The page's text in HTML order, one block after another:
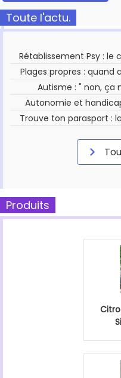
Toute l'actu.
Rétablissement Psy :
Plages propres :
Autisme : " non, ça
Autonomie et
Trouve ton parasport :
Produits